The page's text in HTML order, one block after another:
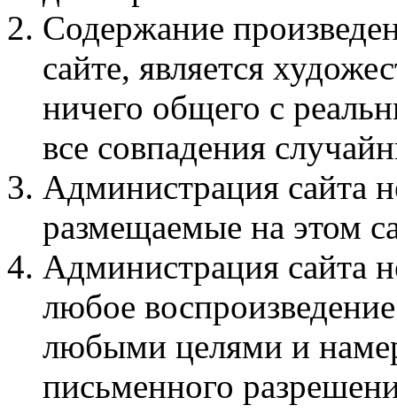
Содержание
сайте, является
ничего общего с
все совпадения
Администрация сайта
размещаемые на этом
Администрация сайта
любое
любыми целями и
письменного